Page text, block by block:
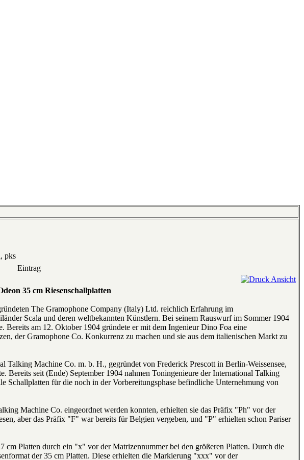
pks
Eintrag
35 cm Riesenschallplatten
The Gramophone Company (Italy) Ltd. reichlich Erfahrung im
Scala und deren weltbekannten Künstlern. Bei seinem Rauswurf im Sommer 1904
Bereits am 12. Oktober 1904 gründete er mit dem Ingenieur Dino Foa eine
der Gramophone Co. Konkurrenz zu machen und sie aus dem italienischen Markt zu
Machine Co. m. b. H., gegründet von Frederick Prescott in Berlin-Weissensee,
Bereits seit (Ende) September 1904 nahmen Toningenieure der International Talking
für die noch in der Vorbereitungsphase befindliche Unternehmung von
Machine Co. eingeordnet werden konnten, erhielten sie das Präfix "Ph" vor der
aber das Präfix "F" war bereits für Belgien vergeben, und "P" erhielten schon Pariser
cm Platten durch ein "x" vor der Matrizennummer bei den größeren Platten. Durch die
der 35 cm Platten. Diese erhielten die Markierung "xxx" vor der